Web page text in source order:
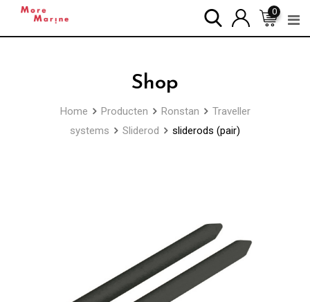
0
Shop
Home Producten Ronstan
Traveller
systems
Sliderod sliderods (pair)